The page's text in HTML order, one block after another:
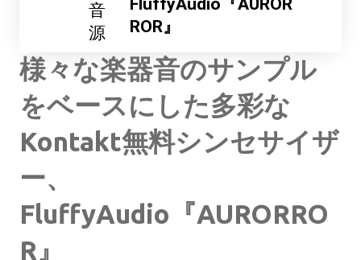
音
源
FluffyAudio『AUROR
ROR』
様々な楽器音のサンプル
をベースにした多彩な
Kontakt無料シンセサイザ
ー、
FluffyAudio『AURORRO
R』